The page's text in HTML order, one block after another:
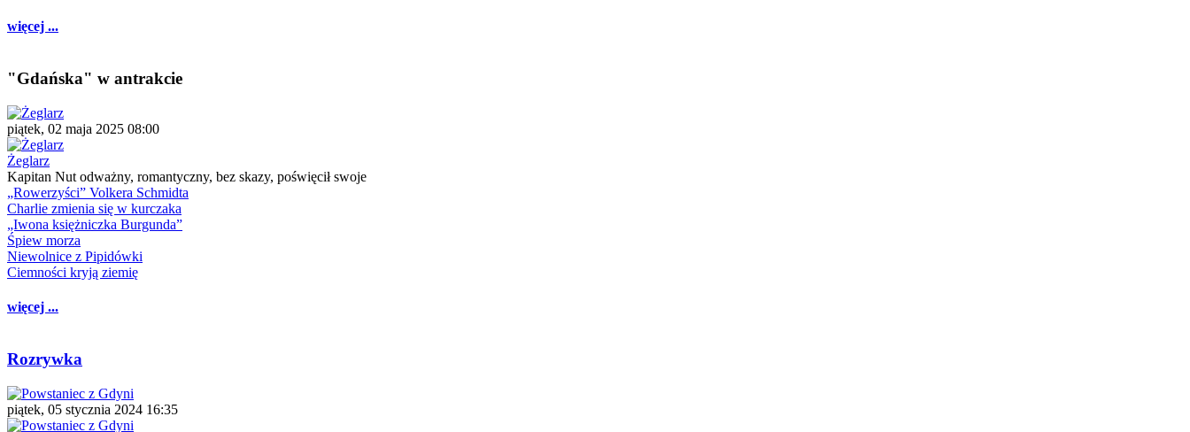
więcej ...
"Gdańska" w antrakcie
piątek, 02 maja 2025 08:00
Żeglarz
Kapitan Nut odważny, romantyczny, bez skazy, poświęcił swoje
„Rowerzyści” Volkera Schmidta
Charlie zmienia się w kurczaka
„Iwona księżniczka Burgunda”
Śpiew morza
Niewolnice z Pipidówki
Ciemności kryją ziemię
więcej ...
Rozrywka
piątek, 05 stycznia 2024 16:35